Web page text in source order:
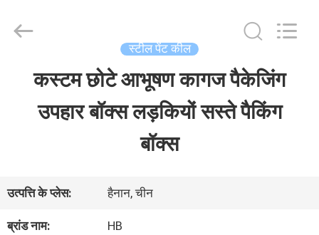
हमारे
बारे
स्टील पेंट कील
कस्टम छोटे आभूषण कागज पैकेजिंग
उपहार बॉक्स लड़कियों सस्ते पैकिंग
बॉक्स
उत्पत्ति के प्लेस: हैनान, चीन
ब्रांड नाम: HB